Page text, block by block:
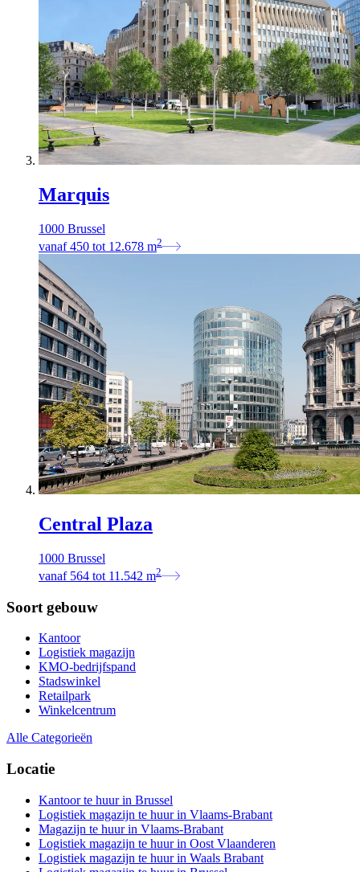
Marquis
1000 Brussel
vanaf 450 tot 12.678 m2
Central Plaza
1000 Brussel
vanaf 564 tot 11.542 m2
Soort gebouw
Kantoor
Logistiek magazijn
KMO-bedrijfspand
Stadswinkel
Retailpark
Winkelcentrum
Alle Categorieën
Locatie
Kantoor te huur in Brussel
Logistiek magazijn te huur in Vlaams-Brabant
Magazijn te huur in Vlaams-Brabant
Logistiek magazijn te huur in Oost Vlaanderen
Logistiek magazijn te huur in Waals Brabant